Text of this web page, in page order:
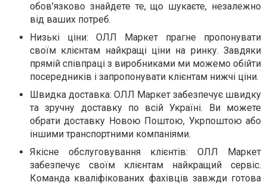
обов'язково знайдете те, що шукаєте, незалежно
від ваших потреб.
Низькі ціни: ОЛЛ Маркет прагне пропонувати
своїм клієнтам найкращі ціни на ринку. Завдяки
прямій співпраці з виробниками ми можемо обійти
посередників і запропонувати клієнтам нижчі ціни.
Швидка доставка: ОЛЛ Маркет забезпечує швидку
та зручну доставку по всій Україні. Ви можете
обрати доставку Новою Поштою, Укрпоштою або
іншими транспортними компаніями.
Якісне обслуговування клієнтів: ОЛЛ Маркет
забезпечує своїм клієнтам найкращий сервіс.
Команда кваліфікованих фахівців завжди готова